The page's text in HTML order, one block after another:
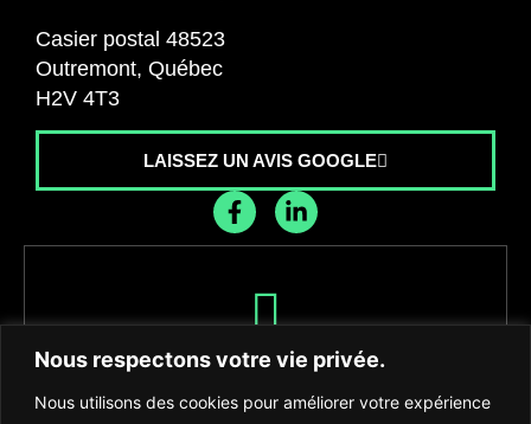
Nous respectons votre vie privée.
Nous utilisons des cookies pour améliorer votre expérience
Casier postal 48523
Outremont, Québec
H2V 4T3
LAISSEZ UN AVIS GOOGLE
Recevez les dernières nouvelles de